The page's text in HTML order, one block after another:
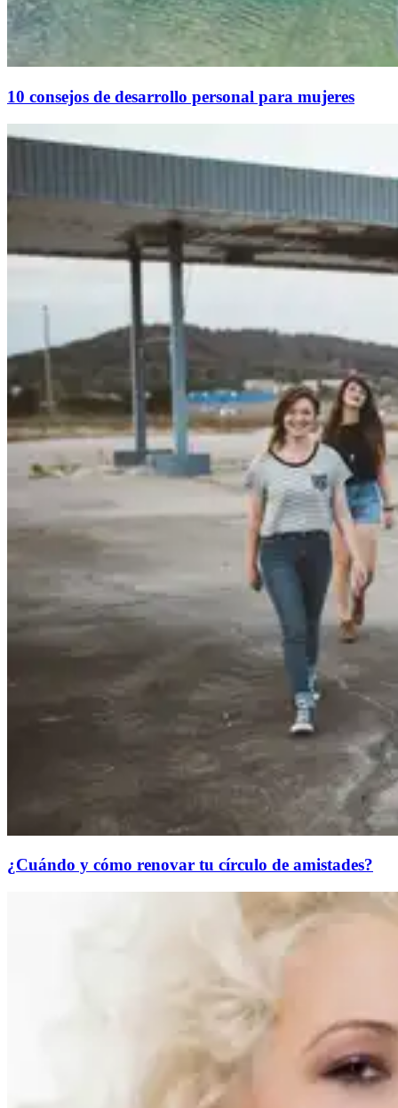
10 consejos de desarrollo personal para mujeres
¿Cuándo y cómo renovar tu círculo de amistades?